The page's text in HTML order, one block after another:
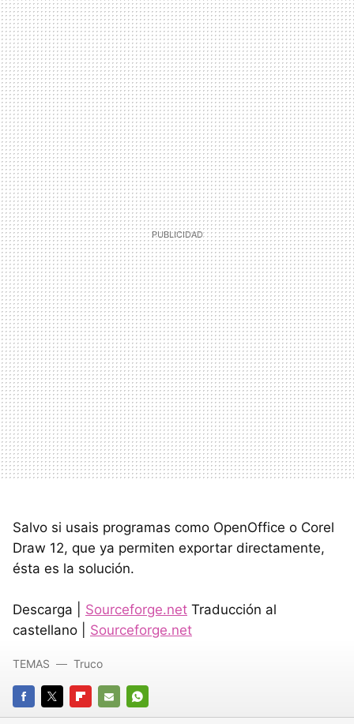
Salvo si usais programas como OpenOffice o Corel
Draw 12, que ya permiten exportar directamente,
ésta es la solución.
Descarga | Sourceforge.net Traducción al
castellano | Sourceforge.net
FACEBOOK
TWITTERFLIPBOARD
E- WHATSAPP
TEMAS Truco